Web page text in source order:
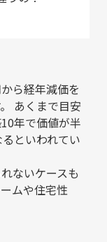
ら経年減価を
あくまで目安
年で価値が半
といわれてい
ないケースも
ムや住宅性